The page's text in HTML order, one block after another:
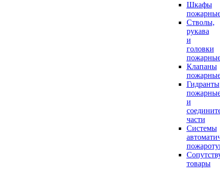
Шкафы
Стволы,
рукава
и
головки
Клапаны
Гидранты
и
части
Системы
товары